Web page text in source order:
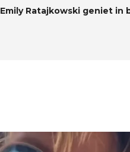
Emily Ratajkowski geniet in